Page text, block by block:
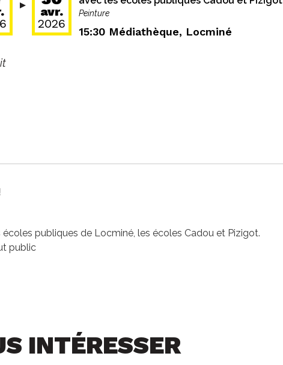
avr.
2026
Peinture
15:30 Médiathèque, Locminé
publiques de Locminé, les écoles Cadou et Pizigot.
public
INTÉRESSER